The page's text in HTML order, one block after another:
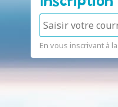
En vous inscrivant à